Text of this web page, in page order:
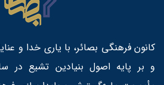
کانون فرهنگی بصائر، با یاری خدا و